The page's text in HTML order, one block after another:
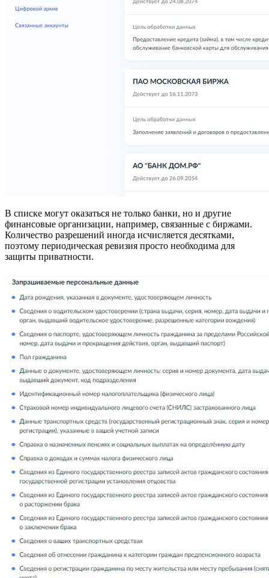
В списке могут оказаться не только банки, но и другие
финансовые организации, например, связанные с биржами.
Количество разрешений иногда исчисляется десятками,
поэтому периодическая ревизия просто необходима для
защиты приватности.